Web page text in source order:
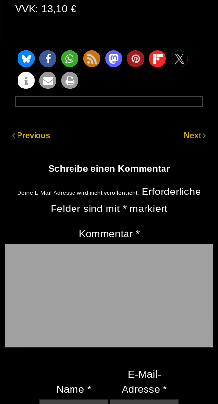
VVK: 13,10 €
Previous Next
Schreibe einen Kommentar
Deine E-Mail-Adresse wird nicht veröffentlicht.
Erforderliche
Felder sind mit * markiert
Kommentar *
Name *
E-Mail-
Adresse*